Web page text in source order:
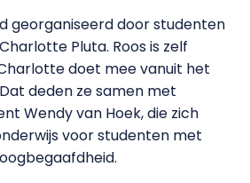
georganiseerd door studenten
Pluta. Roos is zelf
doet mee vanuit het
deden ze samen met
Wendy van Hoek, die zich
voor studenten met